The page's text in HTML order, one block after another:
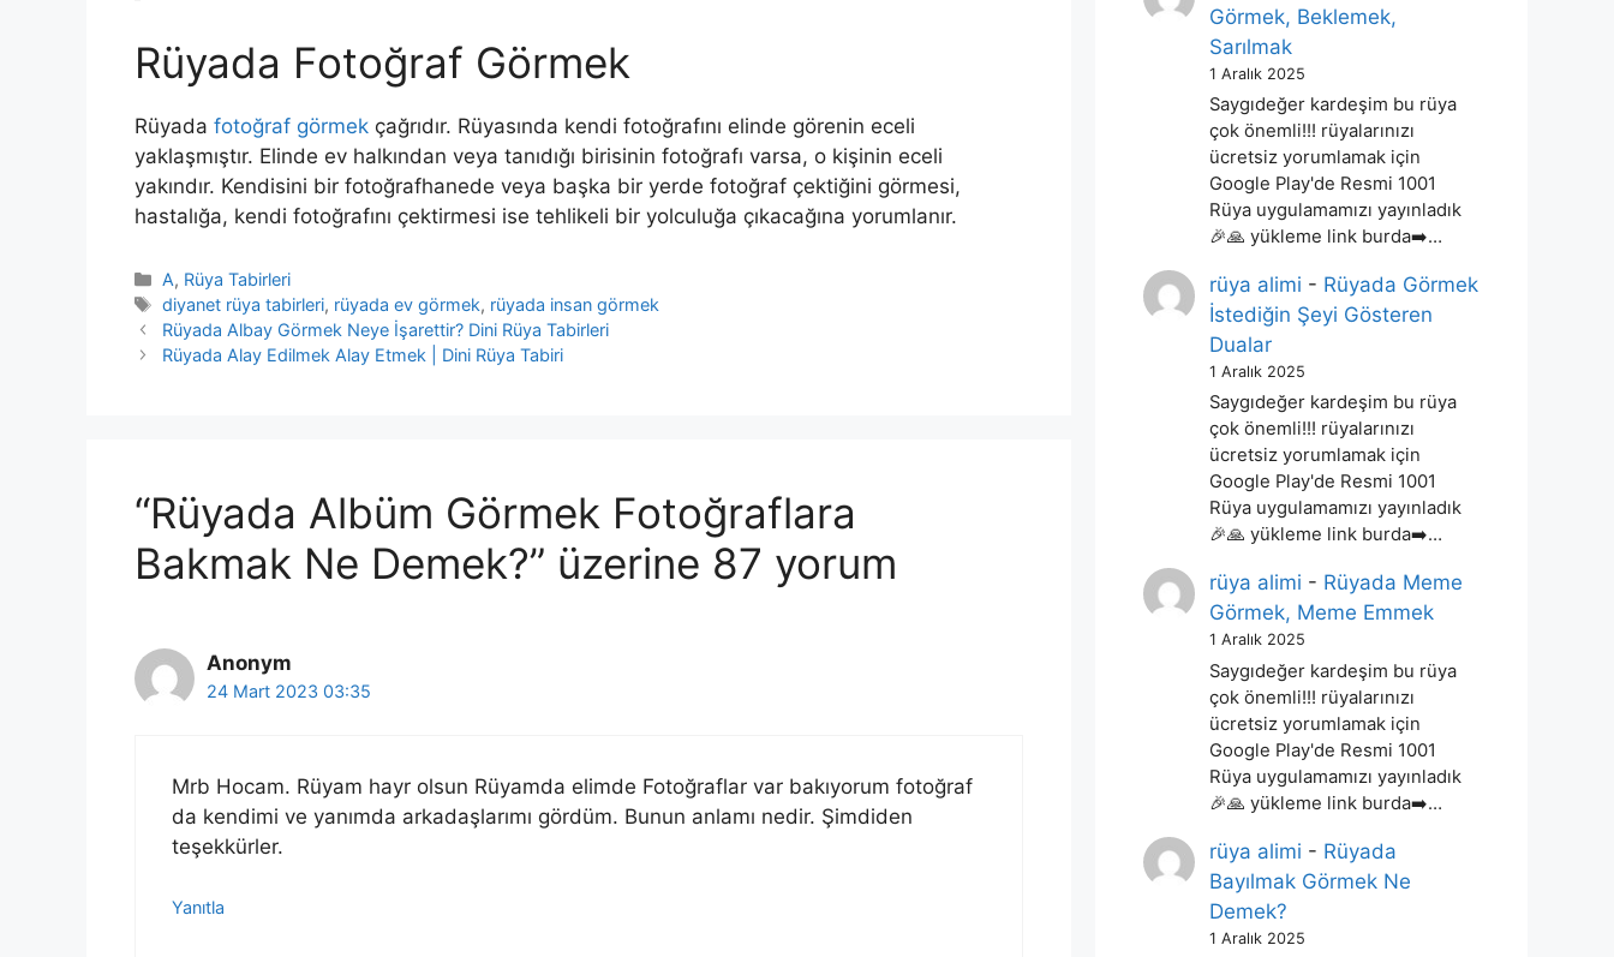
Rüyada Fotoğraf Görmek
Rüyada fotoğraf görmek çağrıdır. Rüyasında kendi fotoğrafını elinde görenin eceli
yaklaşmıştır. Elinde ev halkından veya tanıdığı birisinin fotoğrafı varsa, o kişinin eceli
yakındır. Kendisini bir fotoğrafhanede veya başka bir yerde fotoğraf çektiğini görmesi,
hastalığa, kendi fotoğrafını çektirmesi ise tehlikeli bir yolculuğa çıkacağına yorumlanır.
Kategoriler
A, Rüya Tabirleri
Etiketler
diyanet rüya tabirleri, rüyada ev görmek, rüyada insan görmek
Rüyada Albay Görmek Neye İşarettir? Dini Rüya Tabirleri
Rüyada Alay Edilmek Alay Etmek | Dini Rüya Tabiri
“Rüyada Albüm Görmek Fotoğraflara
Bakmak Ne Demek?” üzerine 87 yorum
Anonym
24 Mart 2023 03:35
Mrb Hocam. Rüyam hayr olsun Rüyamda elimde Fotoğraflar var bakıyorum fotoğraf
da kendimi ve yanımda arkadaşlarımı gördüm. Bunun anlamı nedir. Şimdiden
teşekkürler.
Yanıtla
Görmek, Beklemek,
Sarılmak
1 Aralık 2025
Saygıdeğer kardeşim bu rüya
çok önemli!!! rüyalarınızı
ücretsiz yorumlamak için
Google Play'de Resmi 1001
Rüya uygulamamızı yayınladık
🎉🙏 yükleme link burda➡️…
rüya alimi - Rüyada Görmek
İstediğin Şeyi Gösteren
Dualar
1 Aralık 2025
Saygıdeğer kardeşim bu rüya
çok önemli!!! rüyalarınızı
ücretsiz yorumlamak için
Google Play'de Resmi 1001
Rüya uygulamamızı yayınladık
🎉🙏 yükleme link burda➡️…
rüya alimi - Rüyada Meme
Görmek, Meme Emmek
1 Aralık 2025
Saygıdeğer kardeşim bu rüya
çok önemli!!! rüyalarınızı
ücretsiz yorumlamak için
Google Play'de Resmi 1001
Rüya uygulamamızı yayınladık
🎉🙏 yükleme link burda➡️…
rüya alimi - Rüyada
Bayılmak Görmek Ne
Demek?
1 Aralık 2025